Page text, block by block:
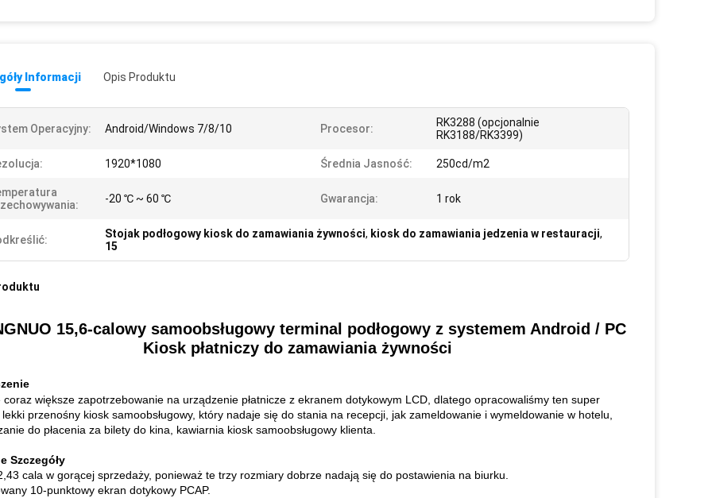
Informacji Opis Produktu
Operacyjny: Android/Windows 7/8/10 Procesor:
RK3288 (opcjonalnie
RK3188/RK3399)
1920*1080 Średnia Jasność: 250cd/m2
-20 ℃ ~ 60 ℃ Gwarancja: 1 rok
Stojak podłogowy kiosk do zamawiania żywności, kiosk do zamawiania jedzenia w restauracji,
15
15,6-calowy samoobsługowy terminal podłogowy z systemem Android / PC
Kiosk płatniczy do zamawiania żywności
coraz większe zapotrzebowanie na urządzenie płatnicze z ekranem dotykowym LCD, dlatego opracowaliśmy ten super
przenośny kiosk samoobsługowy, który nadaje się do stania na recepcji, jak zameldowanie i wymeldowanie w hotelu,
do płacenia za bilety do kina, kawiarnia kiosk samoobsługowy klienta.
Szczegóły
cala w gorącej sprzedaży, ponieważ te trzy rozmiary dobrze nadają się do postawienia na biurku.
10-punktowy ekran dotykowy PCAP.